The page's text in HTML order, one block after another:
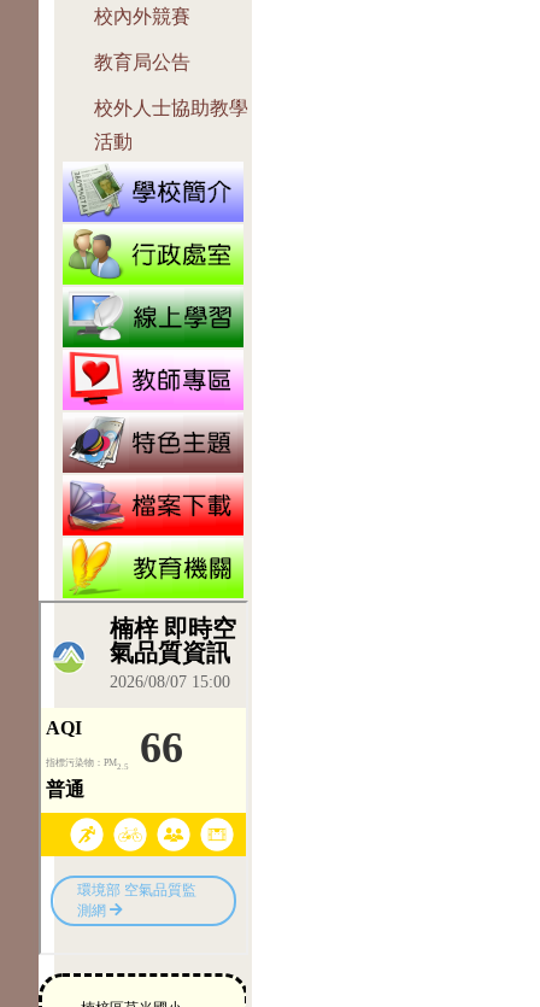
校內外競賽
教育局公告
校外人士協助教學
活動